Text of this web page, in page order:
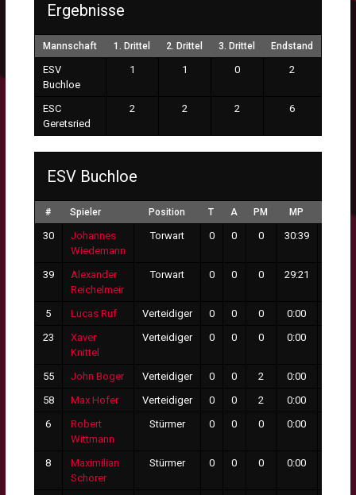
Ergebnisse
Mannschaft 1. Drittel 2. Drittel 3. Drittel Endstand
ESV
Buchloe
1 1 0 2
ESC
Geretsried
2 2 2 6
ESV Buchloe
# Spieler Position T A PM MP
30
Johannes
Wiedemann
Torwart 0 0 0 30:39
39
Alexander
Reichelmeir
Torwart 0 0 0 29:21
5 Lucas Ruf Verteidiger 0 0 0 0:00
23
Xaver
Knittel
Verteidiger 0 0 0 0:00
55 John Boger Verteidiger 0 0 2 0:00
58
Max Hofer Verteidiger 0 0 2 0:00
6
Robert
Wittmann
Stürmer 0 0 0 0:00
8
Maximilian
Schorer
Stürmer 0 0 0 0:00